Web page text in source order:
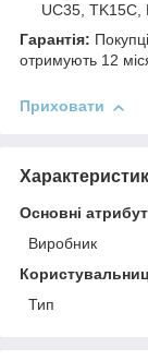
UC35, TK15C,
Гарантія:
отримують 12
Приховати
Основні
Виробник
Тип